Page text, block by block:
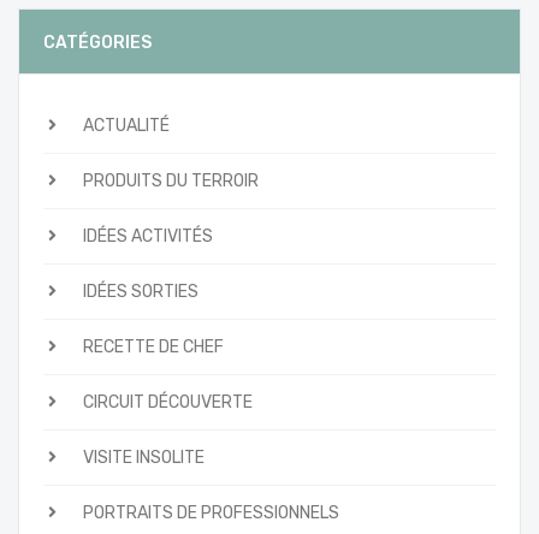
CATÉGORIES
ACTUALITÉ
PRODUITS DU TERROIR
IDÉES ACTIVITÉS
IDÉES SORTIES
RECETTE DE CHEF
CIRCUIT DÉCOUVERTE
VISITE INSOLITE
PORTRAITS DE PROFESSIONNELS